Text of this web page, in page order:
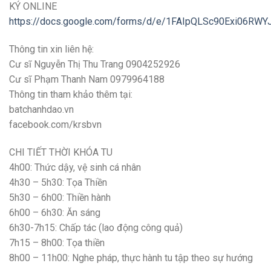
KÝ ONLINE
https://docs.google.com/forms/d/e/
Thông tin xin liên hệ:
Cư sĩ Nguyễn Thị Thu Trang 0904252926
Cư sĩ Phạm Thanh Nam 0979964188
Thông tin tham khảo thêm tại:
batchanhdao.vn
facebook.com/krsbvn
CHI TIẾT THỜI KHÓA TU
4h00: Thức dậy, vệ sinh cá nhân
4h30 – 5h30: Tọa Thiền
5h30 – 6h00: Thiền hành
6h00 – 6h30: Ăn sáng
6h30-7h15: Chấp tác (lao động công quả)
7h15 – 8h00: Tọa thiền
8h00 – 11h00: Nghe pháp, thực hành tu tập theo sự hướng